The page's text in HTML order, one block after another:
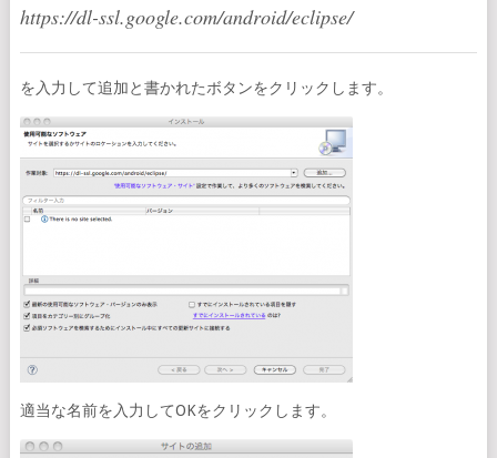
https://dl-ssl.google.com/android/eclipse/
を入力して追加と書かれたボタンをクリックします。
適当な名前を入力してOKをクリックします。